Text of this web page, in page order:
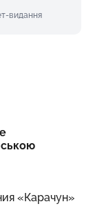
видання
«Карачун»